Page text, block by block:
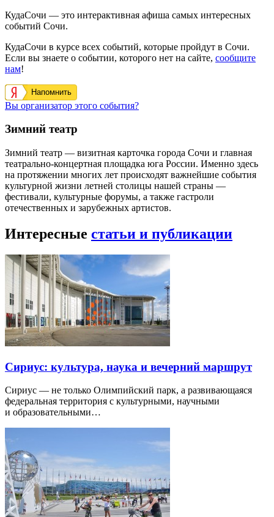
КудаСочи — это интерактивная афиша самых интересных
событий Сочи.
КудаСочи в курсе всех событий, которые пройдут в Сочи.
Если вы знаете о событии, которого нет на сайте, сообщите
нам!
Напомнить
Вы организатор этого события?
Зимний театр
Зимний театр — визитная карточка города Сочи и главная
театрально-концертная площадка юга России. Именно здесь
на протяжении многих лет происходят важнейшие события
культурной жизни летней столицы нашей страны —
фестивали, культурные форумы, а также гастроли
отечественных и зарубежных артистов.
Интересные статьи и публикации
Сириус: культура, наука и вечерний маршрут
Сириус — не только Олимпийский парк, а развивающаяся
федеральная территория с культурными, научными
и образовательными…